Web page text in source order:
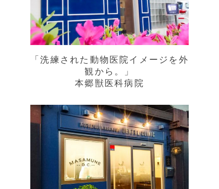
「洗練された動物医院イメージを外
観から。」
本郷獣医科病院